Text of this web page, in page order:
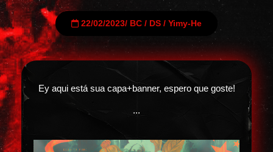
22/02/2023/ BC / DS / Yimy-He
Ey aqui está sua capa+banner, espero que goste!
...